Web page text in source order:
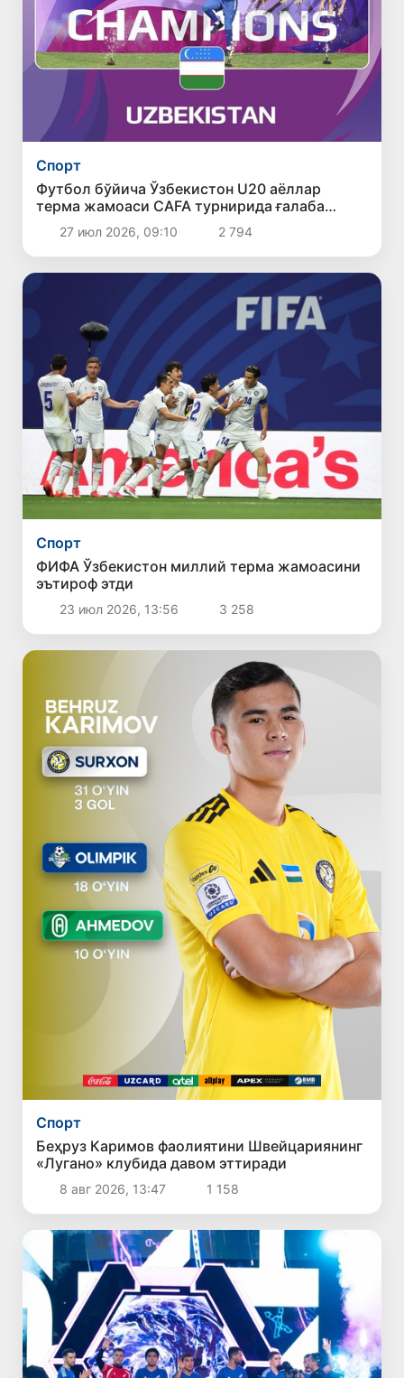
Спорт
Футбол бўйича Ўзбекистон U20 аёллар
терма жамоаси CAFA турнирида ғалаба
қозонди
27 июл 2026, 09:10 2 794
Спорт
ФИФА Ўзбекистон миллий терма жамоасини
эътироф этди
23 июл 2026, 13:56 3 258
Спорт
Беҳруз Каримов фаолиятини Швейцариянинг
«Лугано» клубида давом эттиради
8 авг 2026, 13:47 1 158